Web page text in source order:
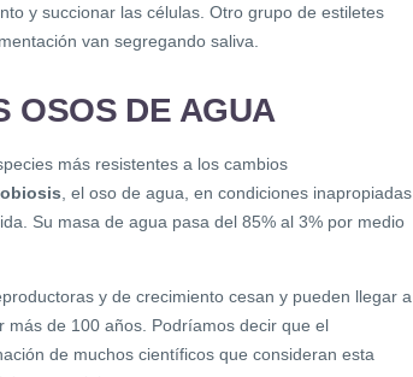
y succionar las células. Otro grupo de estiletes
van segregando saliva.
OSOS DE AGUA
más resistentes a los cambios
, el oso de agua, en condiciones inapropiadas
Su masa de agua pasa del 85% al 3% por medio
y de crecimiento cesan y pueden llegar a
de 100 años. Podríamos decir que el
de muchos científicos que consideran esta